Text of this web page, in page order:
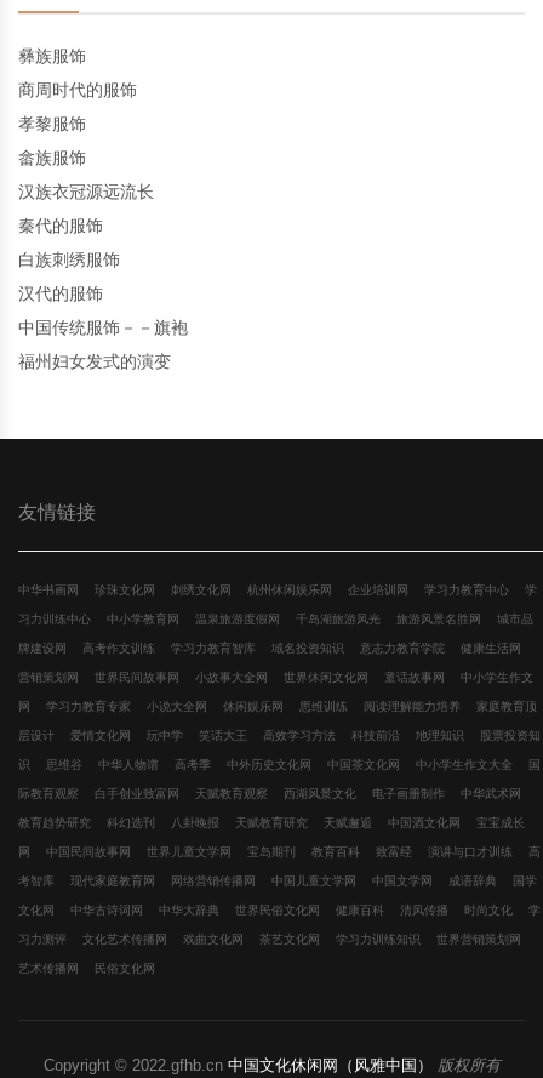
彝族服饰
商周时代的服饰
孝黎服饰
畲族服饰
汉族衣冠源远流长
秦代的服饰
白族刺绣服饰
汉代的服饰
中国传统服饰－－旗袍
福州妇女发式的演变
友情链接
中华书画网 珍珠文化网 刺绣文化网 杭州休闲娱乐网 企业培训网 学习力教育中心 学
习力训练中心 中小学教育网 温泉旅游度假网 千岛湖旅游风光 旅游风景名胜网 城市品
牌建设网 高考作文训练 学习力教育智库 域名投资知识 意志力教育学院 健康生活网
营销策划网 世界民间故事网 小故事大全网 世界休闲文化网 童话故事网 中小学生作文
网 学习力教育专家 小说大全网 休闲娱乐网 思维训练 阅读理解能力培养 家庭教育顶
层设计 爱情文化网 玩中学 笑话大王 高效学习方法 科技前沿 地理知识 股票投资知
识 思维谷 中华人物谱 高考季 中外历史文化网 中国茶文化网 中小学生作文大全 国
际教育观察 白手创业致富网 天赋教育观察 西湖风景文化 电子画册制作 中华武术网
教育趋势研究 科幻选刊 八卦晚报 天赋教育研究 天赋邂逅 中国酒文化网 宝宝成长
网 中国民间故事网 世界儿童文学网 宝岛期刊 教育百科 致富经 演讲与口才训练 高
考智库 现代家庭教育网 网络营销传播网 中国儿童文学网 中国文学网 成语辞典 国学
文化网 中华古诗词网 中华大辞典 世界民俗文化网 健康百科 清风传播 时尚文化 学
习力测评 文化艺术传播网 戏曲文化网 茶艺文化网 学习力训练知识 世界营销策划网
艺术传播网 民俗文化网
Copyright © 2022.gfhb.cn 中国文化休闲网（风雅中国） 版权所有